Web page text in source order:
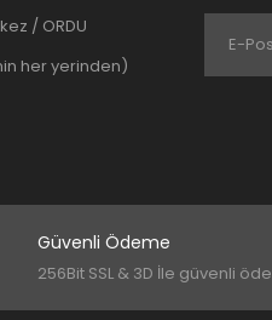
/ ORDU
her yerinden)
Güvenli Ödeme
256Bit SSL & 3D İle güvenli öde